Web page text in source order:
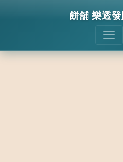
餅舖 樂透發